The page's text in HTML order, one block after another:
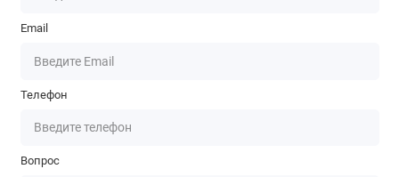
Email
Телефон
Вопрос